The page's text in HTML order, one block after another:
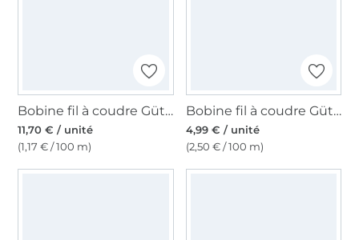
Bobine fil à coudre Gütermann 1000m polyester, (000) noir
11,70 € / unité
(1,17 € / 100 m)
Bobine fil à coudre Gütermann 200m polyester, (877) rose fuchsia foncé
4,99 € / unité
(2,50 € / 100 m)